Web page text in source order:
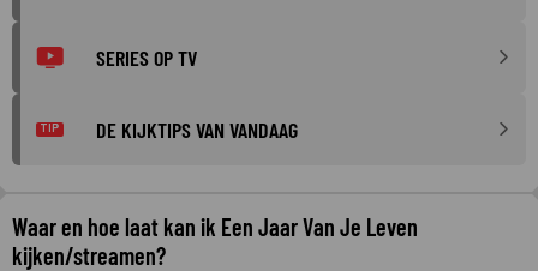
SERIES OP TV
TIP DE KIJKTIPS VAN VANDAAG
Waar en hoe laat kan ik Een Jaar Van Je Leven
kijken/streamen?